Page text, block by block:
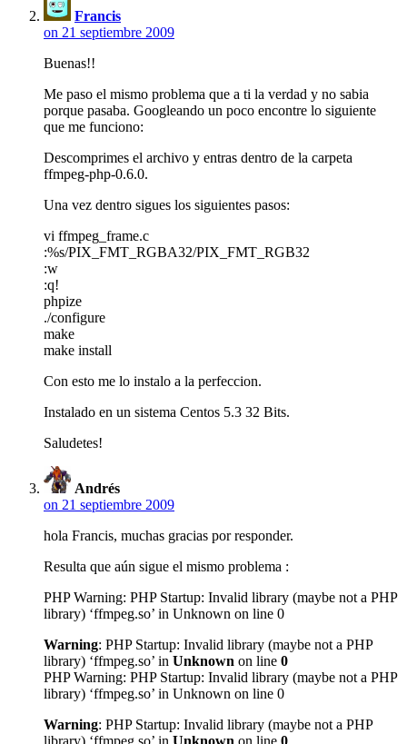
Francis
on 21 septiembre 2009
Buenas!!
Me paso el mismo problema que a ti la verdad y no sabia
porque pasaba. Googleando un poco encontre lo siguiente
que me funciono:
Descomprimes el archivo y entras dentro de la carpeta
ffmpeg-php-0.6.0.
Una vez dentro sigues los siguientes pasos:
vi ffmpeg_frame.c
:%s/PIX_FMT_RGBA32/PIX_FMT_RGB32
:w
:q!
phpize
./configure
make
make install
Con esto me lo instalo a la perfeccion.
Instalado en un sistema Centos 5.3 32 Bits.
Saludetes!
Andrés
on 21 septiembre 2009
hola Francis, muchas gracias por responder.
Resulta que aún sigue el mismo problema :
PHP Warning: PHP Startup: Invalid library (maybe not a PHP
library) ‘ffmpeg.so’ in Unknown on line 0
Warning: PHP Startup: Invalid library (maybe not a PHP
library) ‘ffmpeg.so’ in Unknown on line 0
PHP Warning: PHP Startup: Invalid library (maybe not a PHP
library) ‘ffmpeg.so’ in Unknown on line 0
Warning: PHP Startup: Invalid library (maybe not a PHP
library) ‘ffmpeg.so’ in Unknown on line 0